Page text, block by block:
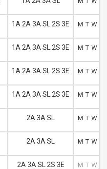
1A 2A 3A SL 2S 3E M T W
1A 2A 3A SL 2S 3E M T W
1A 2A 3A SL 2S 3E M T W
1A 2A 3A SL 2S 3E M T W
2A 3A SL M T W
2A 3A SL M T W
2A 3A SL 2S 3E M T W